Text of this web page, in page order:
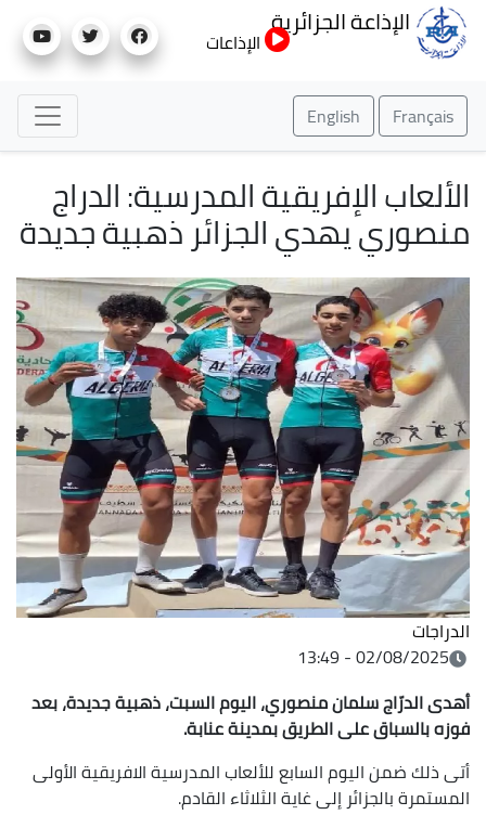
إلى
الإذاعة الجزائرية
الإذاعات
Français
English
الألعاب الإفريقية المدرسية: الدراج
منصوري يهدي الجزائر ذهبية جديدة
الدراجات
02/08/2025 - 13:49
أهدى الدرّاج سلمان منصوري، اليوم السبت، ذهبية جديدة، بعد
فوزه بالسباق على الطريق بمدينة عنابة.
أتى ذلك ضمن اليوم السابع للألعاب المدرسية الافريقية الأولى
المستمرة بالجزائر إلى غاية الثلاثاء القادم.